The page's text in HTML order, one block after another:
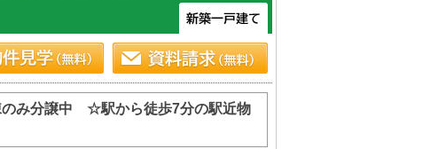
み分譲中 ☆駅から徒歩7分の駅近物